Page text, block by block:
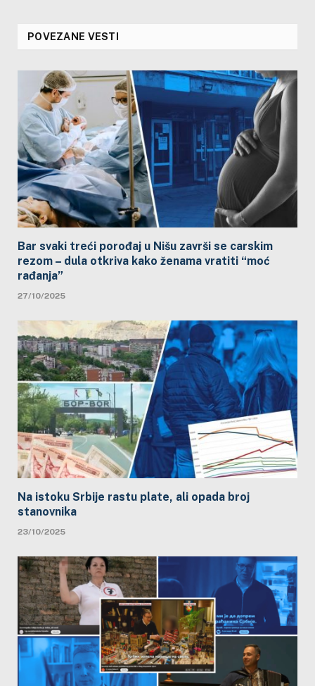
POVEZANE VESTI
Bar svaki treći porođaj u Nišu završi se carskim
rezom – dula otkriva kako ženama vratiti “moć
rađanja”
27/10/2025
Na istoku Srbije rastu plate, ali opada broj
stanovnika
23/10/2025